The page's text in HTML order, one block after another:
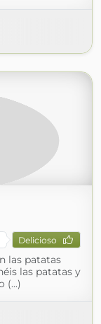
Delicioso
las patatas
las patatas y
(...)